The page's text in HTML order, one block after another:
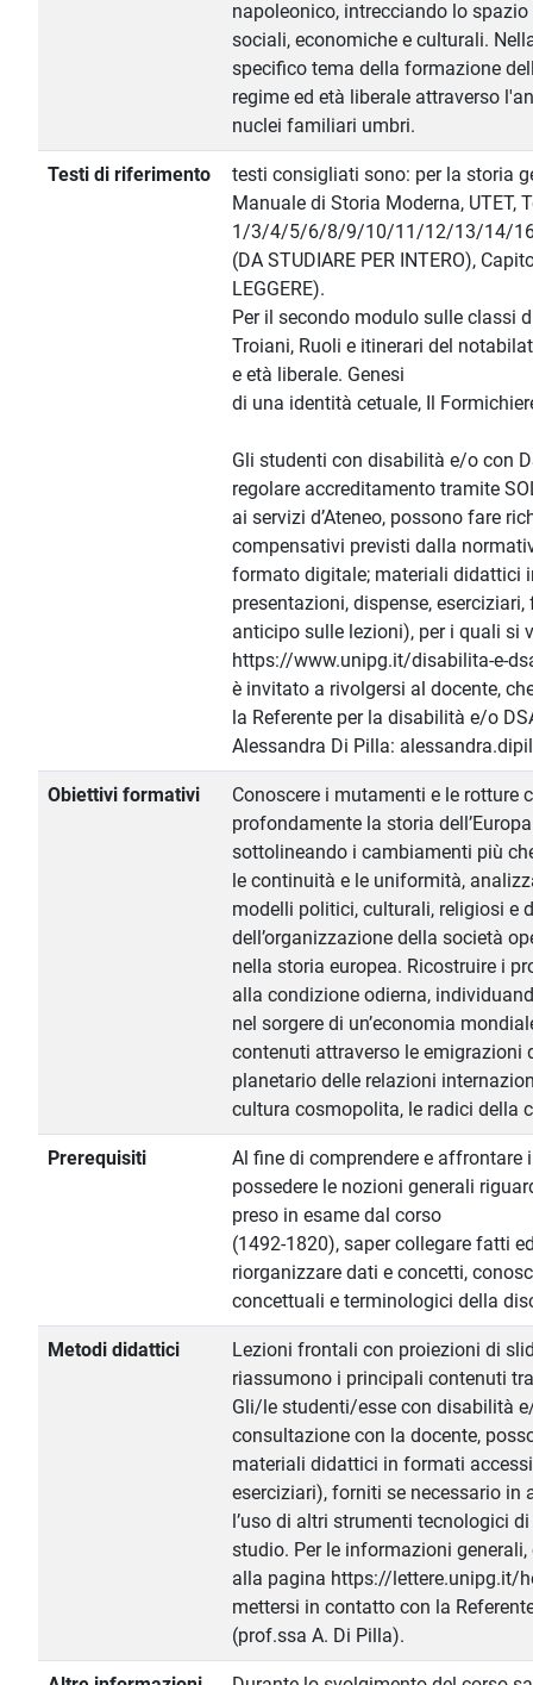
napoleonico, intrecciando lo
sociali, economiche e culturali.
specifico tema della formazione
regime ed età liberale attraverso
nuclei familiari umbri.
Testi di riferimento
testi consigliati sono: per la storia
Manuale di Storia Moderna, UTET,
1/3/4/5/6/8/9/10/11/12/13/14/
(DA STUDIARE PER INTERO),
LEGGERE).
Per il secondo modulo sulle classi
Troiani, Ruoli e itinerari del
e età liberale. Genesi
di una identità cetuale, Il
Gli studenti con disabilità e/o con
regolare accreditamento tramite
ai servizi d’Ateneo, possono fare
compensativi previsti dalla
formato digitale; materiali didattici
presentazioni, dispense,
anticipo sulle lezioni), per i quali si
https://www.unipg.it/disabilita-e-
è invitato a rivolgersi al docente,
la Referente per la disabilità e/o
Alessandra Di Pilla:
Obiettivi formativi
Conoscere i mutamenti e le rotture
profondamente la storia
sottolineando i cambiamenti più
le continuità e le uniformità,
modelli politici, culturali, religiosi e
dell’organizzazione della società
nella storia europea. Ricostruire i
alla condizione odierna,
nel sorgere di un’economia
contenuti attraverso le emigrazioni
planetario delle relazioni
cultura cosmopolita, le radici della
Prerequisiti
Al fine di comprendere e affrontare
possedere le nozioni generali
preso in esame dal corso
(1492-1820), saper collegare fatti
riorganizzare dati e concetti,
concettuali e terminologici della
Metodi didattici
Lezioni frontali con proiezioni di
riassumono i principali contenuti
Gli/le studenti/esse con disabilità
consultazione con la docente,
materiali didattici in formati
eserciziari), forniti se necessario in
l’uso di altri strumenti tecnologici
studio. Per le informazioni
alla pagina https://lettere.unipg.it/
mettersi in contatto con la
(prof.ssa A. Di Pilla).